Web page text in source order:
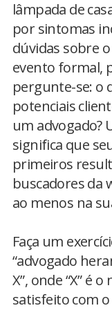
lâmpada de
por sintomas
dúvidas sobre
evento formal,
pergunte-se: o
potenciais
um advogado?
significa que
primeiros
buscadores da
ao menos na
Faça um
“advogado
X”, onde “X” é
satisfeito com